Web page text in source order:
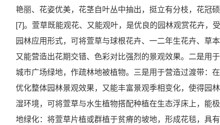
艳丽、花姿优美，花茎自叶丛中抽出，挺立有分枝，花冠
[7]。萱草既能观花、又能观叶，是优良的园林观赏花卉，
园林应用形式，可将萱草与球根花卉、一二年生花卉、草
又能营造出花期交错、色彩对比强烈的景观效果。二是用
城市广场绿地，作疏林地被植物。三是用于营造过渡带：
优化整体园林景观效果，又能丰富景观季相变化，使得园
湿环境，可将萱草与水生植物搭配种植在生态浮床上，能
地绿化：将萱草片植或群植于贫瘠的坡地，形成花毯，具